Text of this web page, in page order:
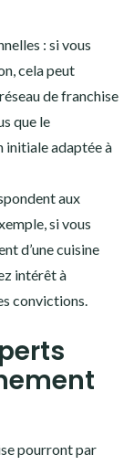
: si vous
cela peut
de franchise
que le
initiale adaptée à
aux
si vous
d’une cuisine
intérêt à
convictions.
pourront par